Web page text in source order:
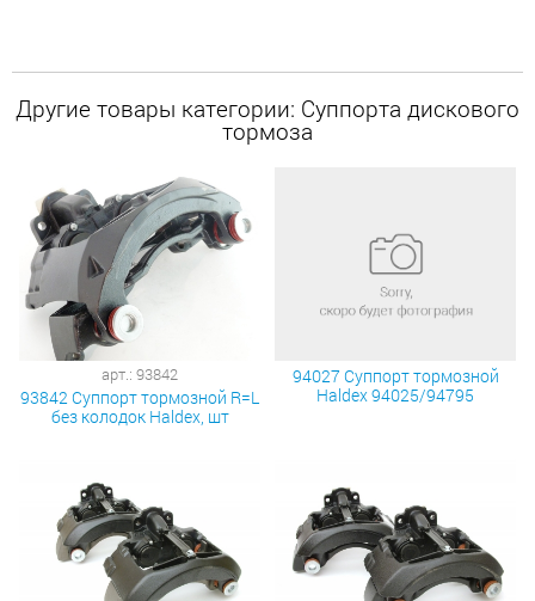
Другие товары категории: Суппорта дискового
тормоза
арт.: 93842
93842 Суппорт тормозной R=L
без колодок Haldex, шт
94027 Суппорт тормозной
Haldex 94025/94795